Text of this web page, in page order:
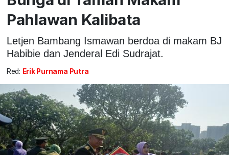
Pahlawan Kalibata
Letjen Bambang Ismawan berdoa di makam BJ
Habibie dan Jenderal Edi Sudrajat.
Red: Erik Purnama Putra